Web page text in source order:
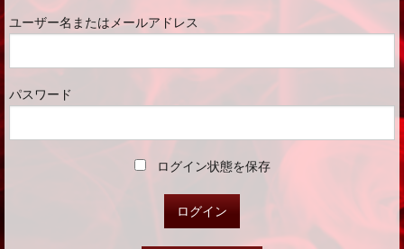
ユーザー名またはメールアドレス
パスワード
ログイン状態を保存